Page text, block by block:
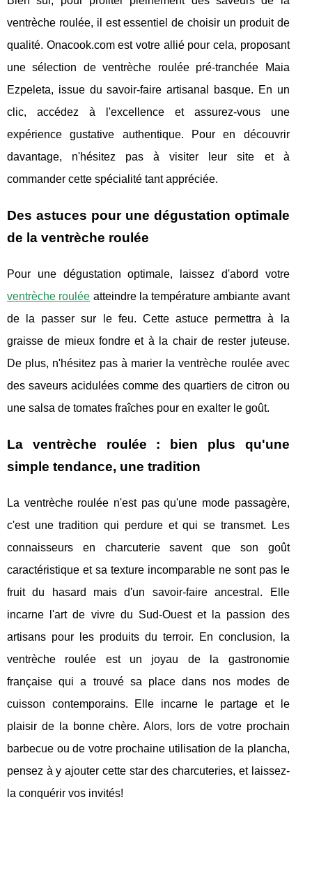
ventrèche roulée, il est essentiel de choisir un produit de
qualité. Onacook.com est votre allié pour cela, proposant
une sélection de ventrèche roulée pré-tranchée Maia
Ezpeleta, issue du savoir-faire artisanal basque. En un
clic, accédez à l'excellence et assurez-vous une
expérience gustative authentique. Pour en découvrir
davantage, n'hésitez pas à visiter leur site et à
commander cette spécialité tant appréciée.
Des astuces pour une dégustation optimale
de la ventrèche roulée
Pour une dégustation optimale, laissez d'abord votre
ventrèche roulée atteindre la température ambiante avant
de la passer sur le feu. Cette astuce permettra à la
graisse de mieux fondre et à la chair de rester juteuse.
De plus, n'hésitez pas à marier la ventrèche roulée avec
des saveurs acidulées comme des quartiers de citron ou
une salsa de tomates fraîches pour en exalter le goût.
La ventrèche roulée : bien plus qu'une
simple tendance, une tradition
La ventrèche roulée n'est pas qu'une mode passagère,
c'est une tradition qui perdure et qui se transmet. Les
connaisseurs en charcuterie savent que son goût
caractéristique et sa texture incomparable ne sont pas le
fruit du hasard mais d'un savoir-faire ancestral. Elle
incarne l'art de vivre du Sud-Ouest et la passion des
artisans pour les produits du terroir. En conclusion, la
ventrèche roulée est un joyau de la gastronomie
française qui a trouvé sa place dans nos modes de
cuisson contemporains. Elle incarne le partage et le
plaisir de la bonne chère. Alors, lors de votre prochain
barbecue ou de votre prochaine utilisation de la plancha,
pensez à y ajouter cette star des charcuteries, et laissez-
la conquérir vos invités!